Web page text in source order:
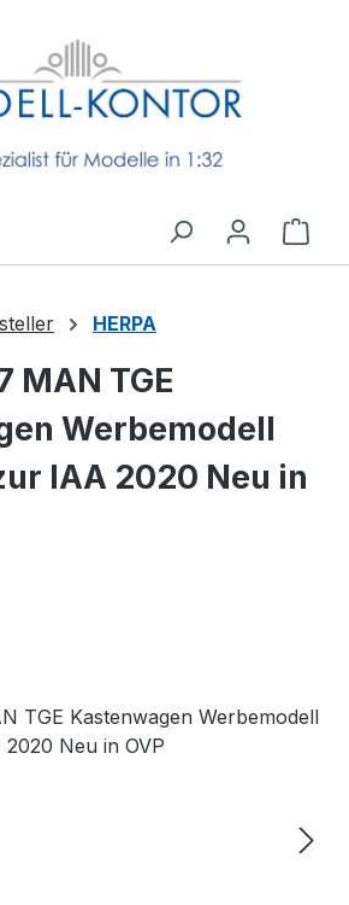
HERPA
MAN TGE
Werbemodell
IAA 2020 Neu in